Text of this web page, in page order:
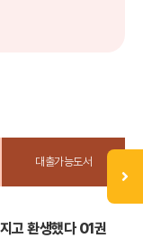
갓난 아이?
대출가능도서
고 환생했다 01권